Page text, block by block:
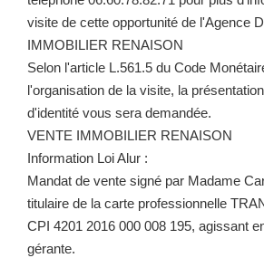
visite de cette opportunité de l'Agence
IMMOBILIER RENAISON
Selon l'article L.561.5 du Code
l'organisation de la visite, la
d'identité vous sera demandée.
VENTE IMMOBILIER RENAISON
Information Loi Alur :
Mandat de vente signé par Madame
titulaire de la carte professionnelle
CPI 4201 2016 000 008 195, agissant
gérante.